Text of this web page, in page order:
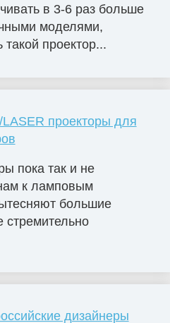
в 3-6 раз больше
моделями,
такой проектор...
проекторы для
пока так и не
к ламповым
большие
стремительно
дизайнеры